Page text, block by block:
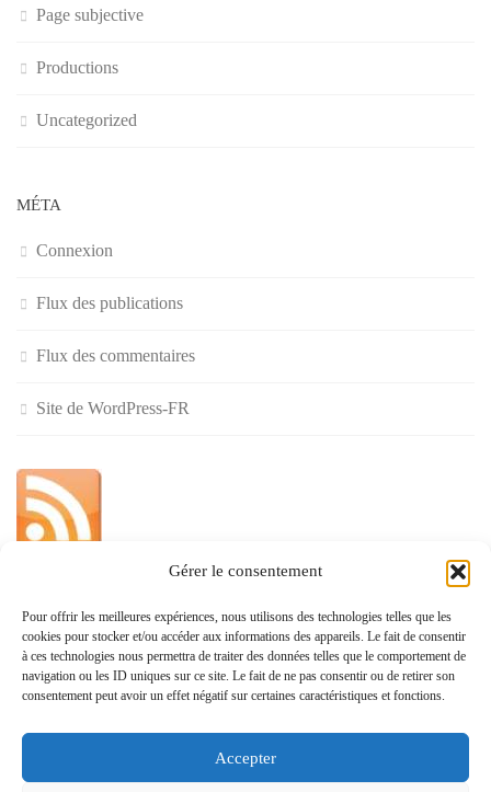
Gérer le consentement
Pour offrir les meilleures expériences, nous utilisons des technologies telles que les
cookies pour stocker et/ou accéder aux informations des appareils. Le fait de consentir
à ces technologies nous permettra de traiter des données telles que le comportement de
navigation ou les ID uniques sur ce site. Le fait de ne pas consentir ou de retirer son
consentement peut avoir un effet négatif sur certaines caractéristiques et fonctions.
Accepter
Page subjective
Productions
Uncategorized
MÉTA
Connexion
Flux des publications
Flux des commentaires
Site de WordPress-FR
»
Politique de confidentialité